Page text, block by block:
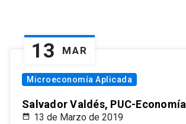
13 MAR
Microeconomía Aplicada
Salvador Valdés, PUC-Economía
13 de Marzo de 2019